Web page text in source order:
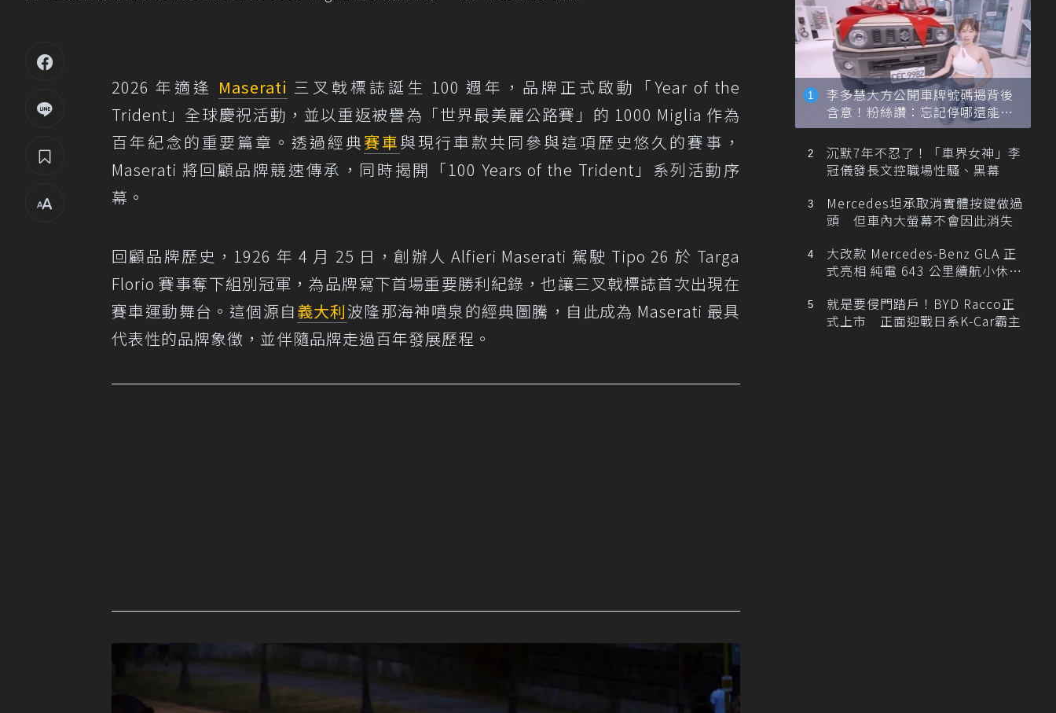
2026 年適逢 Maserati 三叉戟標誌誕生 100 週年，品牌正式啟動「Year of the
Trident」全球慶祝活動，並以重返被譽為「世界最美麗公路賽」的 1000 Miglia 作為
百年紀念的重要篇章。透過經典賽車與現行車款共同參與這項歷史悠久的賽事，
Maserati 將回顧品牌競速傳承，同時揭開「100 Years of the Trident」系列活動序
幕。
回顧品牌歷史，1926 年 4 月 25 日，創辦人 Alfieri Maserati 駕駛 Tipo 26 於 Targa
Florio 賽事奪下組別冠軍，為品牌寫下首場重要勝利紀錄，也讓三叉戟標誌首次出現在
賽車運動舞台。這個源自義大利波隆那海神噴泉的經典圖騰，自此成為 Maserati 最具
代表性的品牌象徵，並伴隨品牌走過百年發展歷程。
李多慧大方公開車牌號碼揭背後
含意！粉絲讚：忘記停哪還能幫
忙找車
沉默7年不忍了！「車界女神」李
冠儀發長文控職場性騷、黑幕
Mercedes坦承取消實體按鍵做過
頭 但車內大螢幕不會因此消失
大改款 Mercedes-Benz GLA 正
式亮相 純電 643 公里續航小休
就是要侵門踏戶！BYD Racco正
式上市 正面迎戰日系K-Car霸主